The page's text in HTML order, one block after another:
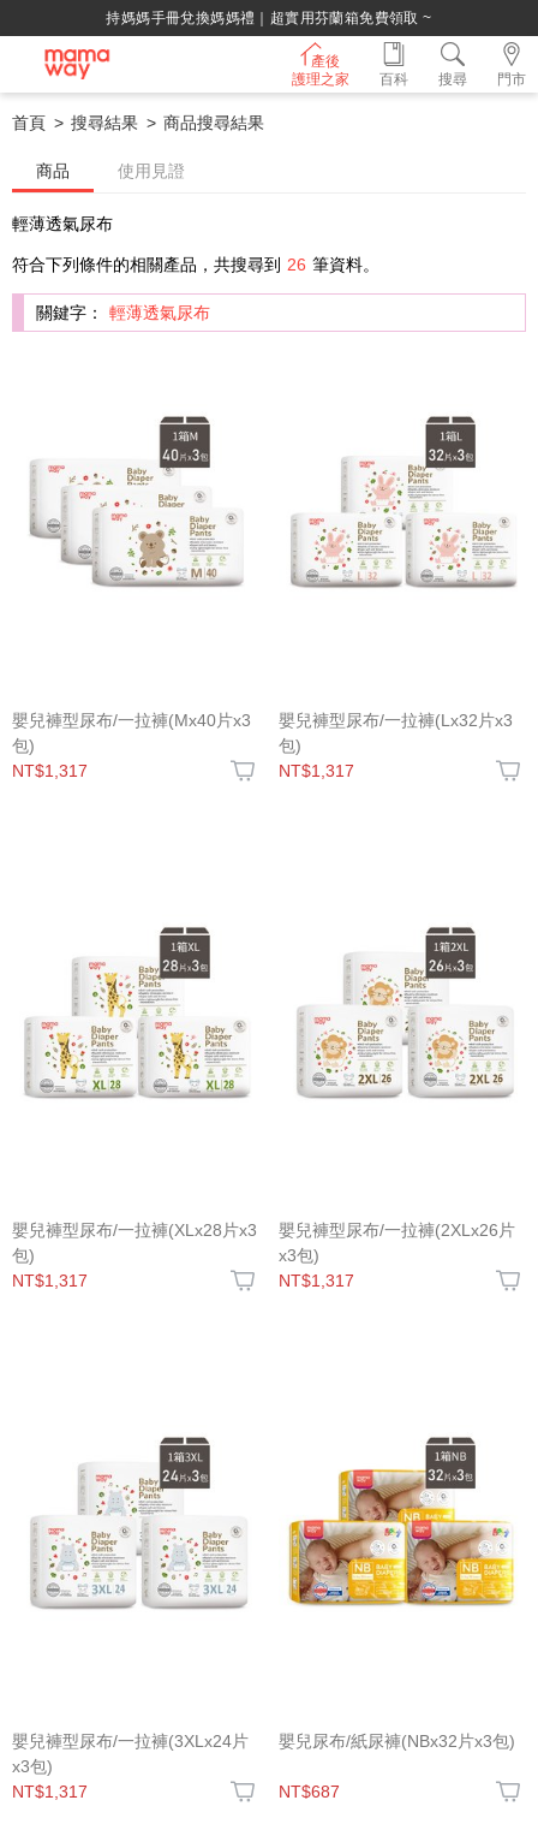
綁定LINE好友，500購物金立即折！
產後
護理之家
門市
百科 搜尋
首頁 搜尋結果 商品搜尋結果
商品 使用見證
輕薄透氣尿布
符合下列條件的相關產品，共搜尋到 26 筆資料。
關鍵字： 輕薄透氣尿布
嬰兒褲型尿布/一拉褲(Mx40片x3
包)
NT$1,317
嬰兒褲型尿布/一拉褲(Lx32片x3
包)
NT$1,317
嬰兒褲型尿布/一拉褲(XLx28片x3
包)
NT$1,317
嬰兒褲型尿布/一拉褲(2XLx26片
x3包)
NT$1,317
嬰兒褲型尿布/一拉褲(3XLx24片
x3包)
NT$1,317
嬰兒尿布/紙尿褲(NBx32片x3包)
NT$687